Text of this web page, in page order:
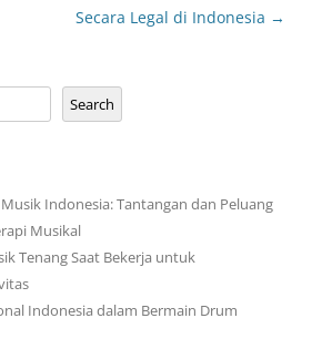
Secara Legal di Indonesia →
Search
Indonesia: Tantangan dan Peluang
Musikal
Tenang Saat Bekerja untuk
Indonesia dalam Bermain Drum